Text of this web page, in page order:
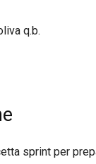
q.b.
sprint per